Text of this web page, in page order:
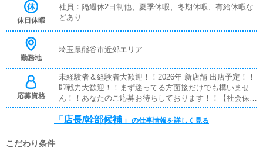
ール対応女の子などの返信業務●マネジメント女の子の勤
怠管理やスケジュール確認●送迎業務ホテルやご自宅に女
タッフ一人一人に教育・指導を行う先輩スタッフがマンツ
て欲しいところを尋ねやすい環境があります。
休日休暇
社員：隔週休2日制他、夏季休暇、冬期休暇、有給休暇な
どあり
勤務地
埼玉県熊谷市近郊エリア
応募資格
未経験者＆経験者大歓迎！！2026年 新店舗 出店予定！！
即戦力大歓迎！！まず迷ってる方面接だけでも構いませ
ん！！あなたのご応募お待ちしております！！【社会保険
完備】雇用保険、健康保険、厚生年金※18歳以上※要普通
自動車免許
「店長/幹部候補」 の仕事情報を詳しく見る
こだわり条件